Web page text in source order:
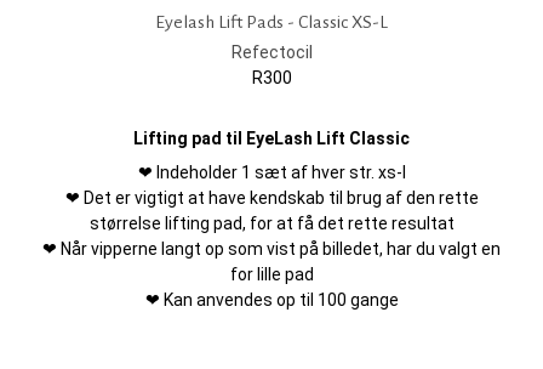
Eyelash Lift Pads - Classic XS-L
Refectocil
R300
Lifting pad til EyeLash Lift Classic
❤ Indeholder 1 sæt af hver str. xs-l
❤ Det er vigtigt at have kendskab til brug af den rette
størrelse lifting pad, for at få det rette resultat
❤ Når vipperne langt op som vist på billedet, har du valgt en
for lille pad
❤ Kan anvendes op til 100 gange